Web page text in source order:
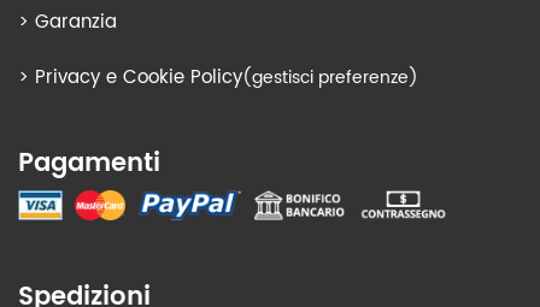
> Garanzia
> Privacy e Cookie Policy(gestisci preferenze)
Pagamenti
Spedizioni